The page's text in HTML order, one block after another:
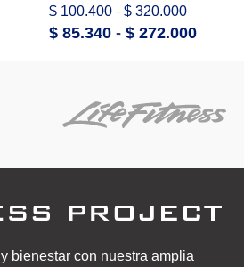
$100.400 - $320.000
$ 85.340 - $ 272.000
bienestar con nuestra amplia